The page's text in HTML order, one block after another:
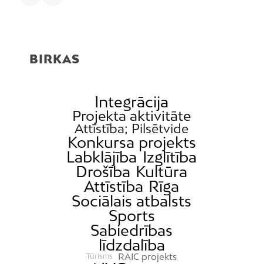
BIRKAS
Integrācija
Projekta aktivitāte
Attīstība; Pilsētvide
Konkursa projekts
Labklājība Izglītība
Drošība Kultūra
Attīstība Rīga
Sociālais atbalsts
Sports
Sabiedrības
līdzdalība
Tūrisms RAIC projekts